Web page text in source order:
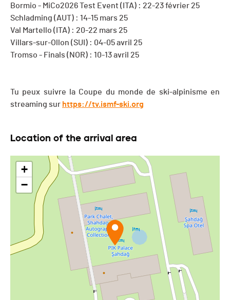
Bormio - MiCo2026 Test Event (ITA) : 22-23 février 25
Schladming (AUT) : 14-15 mars 25
Val Martello (ITA) : 20-22 mars 25
Villars-sur-Ollon (SUI) : 04-05 avril 25
Tromso - Finals (NOR) : 10-13 avril 25
Tu peux suivre la Coupe du monde de ski-alpinisme en
streaming sur https://tv.ismf-ski.org
Location of the arrival area
+
−